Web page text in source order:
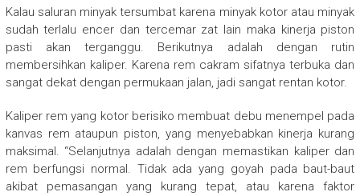
Kalau saluran minyak tersumbat karena minyak kotor atau minyak
sudah terlalu encer dan tercemar zat lain maka kinerja piston
pasti akan terganggu. Berikutnya adalah dengan rutin
membersihkan kaliper. Karena rem cakram sifatnya terbuka dan
sangat dekat dengan permukaan jalan, jadi sangat rentan kotor.
Kaliper rem yang kotor berisiko membuat debu menempel pada
kanvas rem ataupun piston, yang menyebabkan kinerja kurang
maksimal. “Selanjutnya adalah dengan memastikan kaliper dan
rem berfungsi normal. Tidak ada yang goyah pada baut-baut
akibat pemasangan yang kurang tepat, atau karena faktor